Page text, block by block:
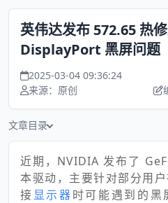
英伟达发布 572.65 热
DisplayPort 黑屏问题
2025-03-04 09:36:24
来源：原创
文章目录
近期，NVIDIA 发布了
本驱动，主要针对部分用
接显示器时可能遇到的黑